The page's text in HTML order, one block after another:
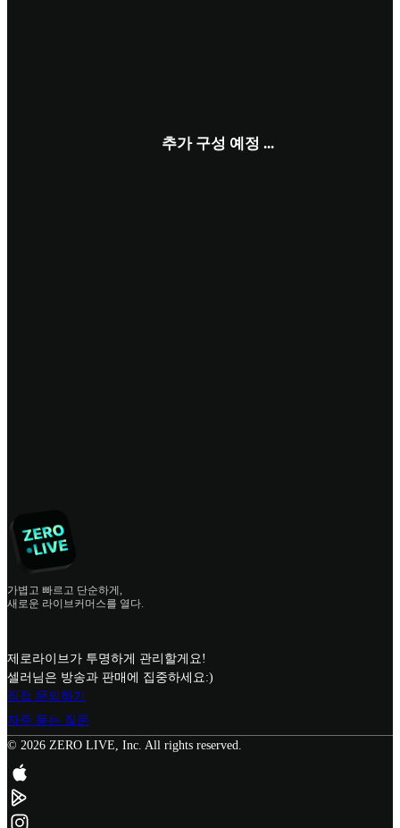
추가 구성 예정 ...
가볍고 빠르고 단순하게,
새로운 라이브커머스를 열다.
제로라이브가 투명하게 관리할게요!
셀러님은 방송과 판매에 집중하세요:)
직접 문의하기
자주 묻는 질문
© 2026 ZERO LIVE, Inc. All rights reserved.